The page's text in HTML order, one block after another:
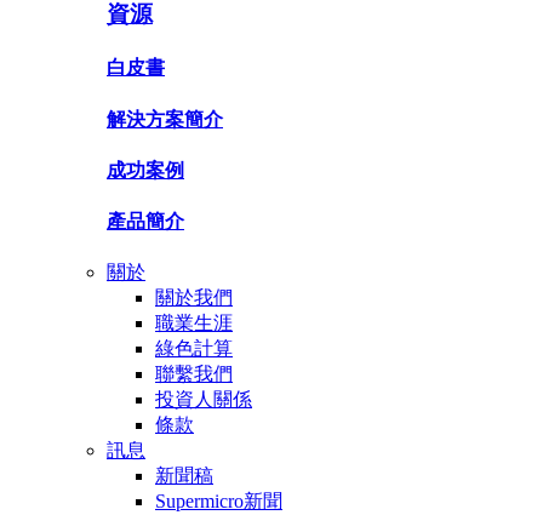
資源
白皮書
解決方案簡介
成功案例
產品簡介
關於
關於我們
職業生涯
綠色計算
聯繫我們
投資人關係
條款
訊息
新聞稿
Supermicro新聞